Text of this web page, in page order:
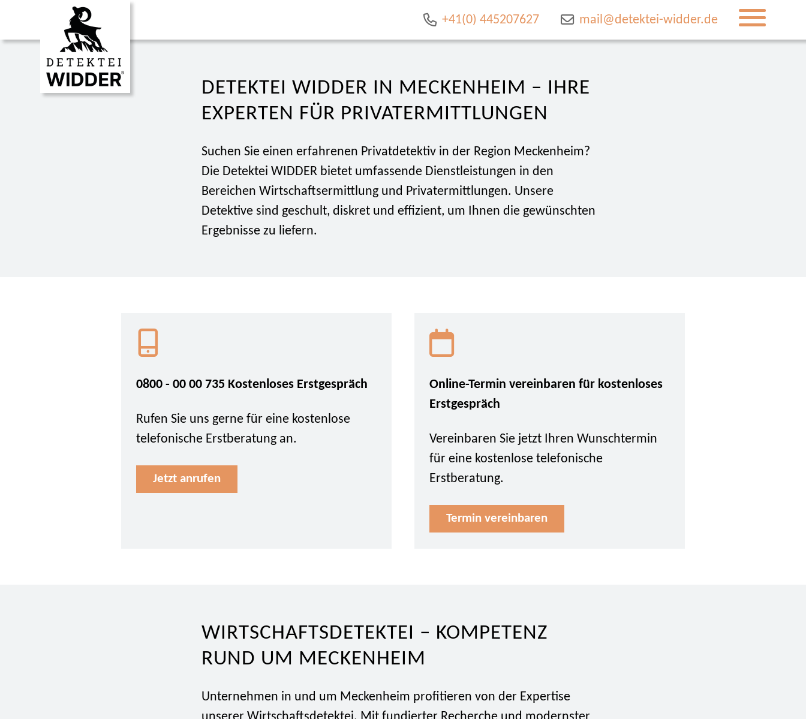
+41(0) 445207627 mail@detektei-widder.de
DETEKTEI WIDDER IN MECKENHEIM – IHRE
EXPERTEN FÜR PRIVATERMITTLUNGEN
Suchen Sie einen erfahrenen Privatdetektiv in der Region Meckenheim?
Die Detektei WIDDER bietet umfassende Dienstleistungen in den
Bereichen Wirtschaftsermittlung und Privatermittlungen. Unsere
Detektive sind geschult, diskret und effizient, um Ihnen die gewünschten
Ergebnisse zu liefern.
0800 - 00 00 735 Kostenloses Erstgespräch
Rufen Sie uns gerne für eine kostenlose
telefonische Erstberatung an.
Jetzt anrufen
Online-Termin vereinbaren für kostenloses
Erstgespräch
Vereinbaren Sie jetzt Ihren Wunschtermin
für eine kostenlose telefonische
Erstberatung.
Termin vereinbaren
WIRTSCHAFTSDETEKTEI – KOMPETENZ
RUND UM MECKENHEIM
Unternehmen in und um Meckenheim profitieren von der Expertise